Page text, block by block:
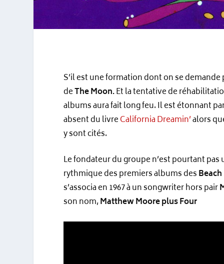
S’il est une formation dont on se
deThe Moon.Et la tentative de
albums aura fait long feu. Il est étonnant
absent du livreCalifornia Dreamin’alors
y sont cités.
Le fondateur du groupe n’est pourtant pas
rythmique des premiers albums des
s’associa en 1967 à un songwriter hors pair
son nom,Matthew Moore plus Four